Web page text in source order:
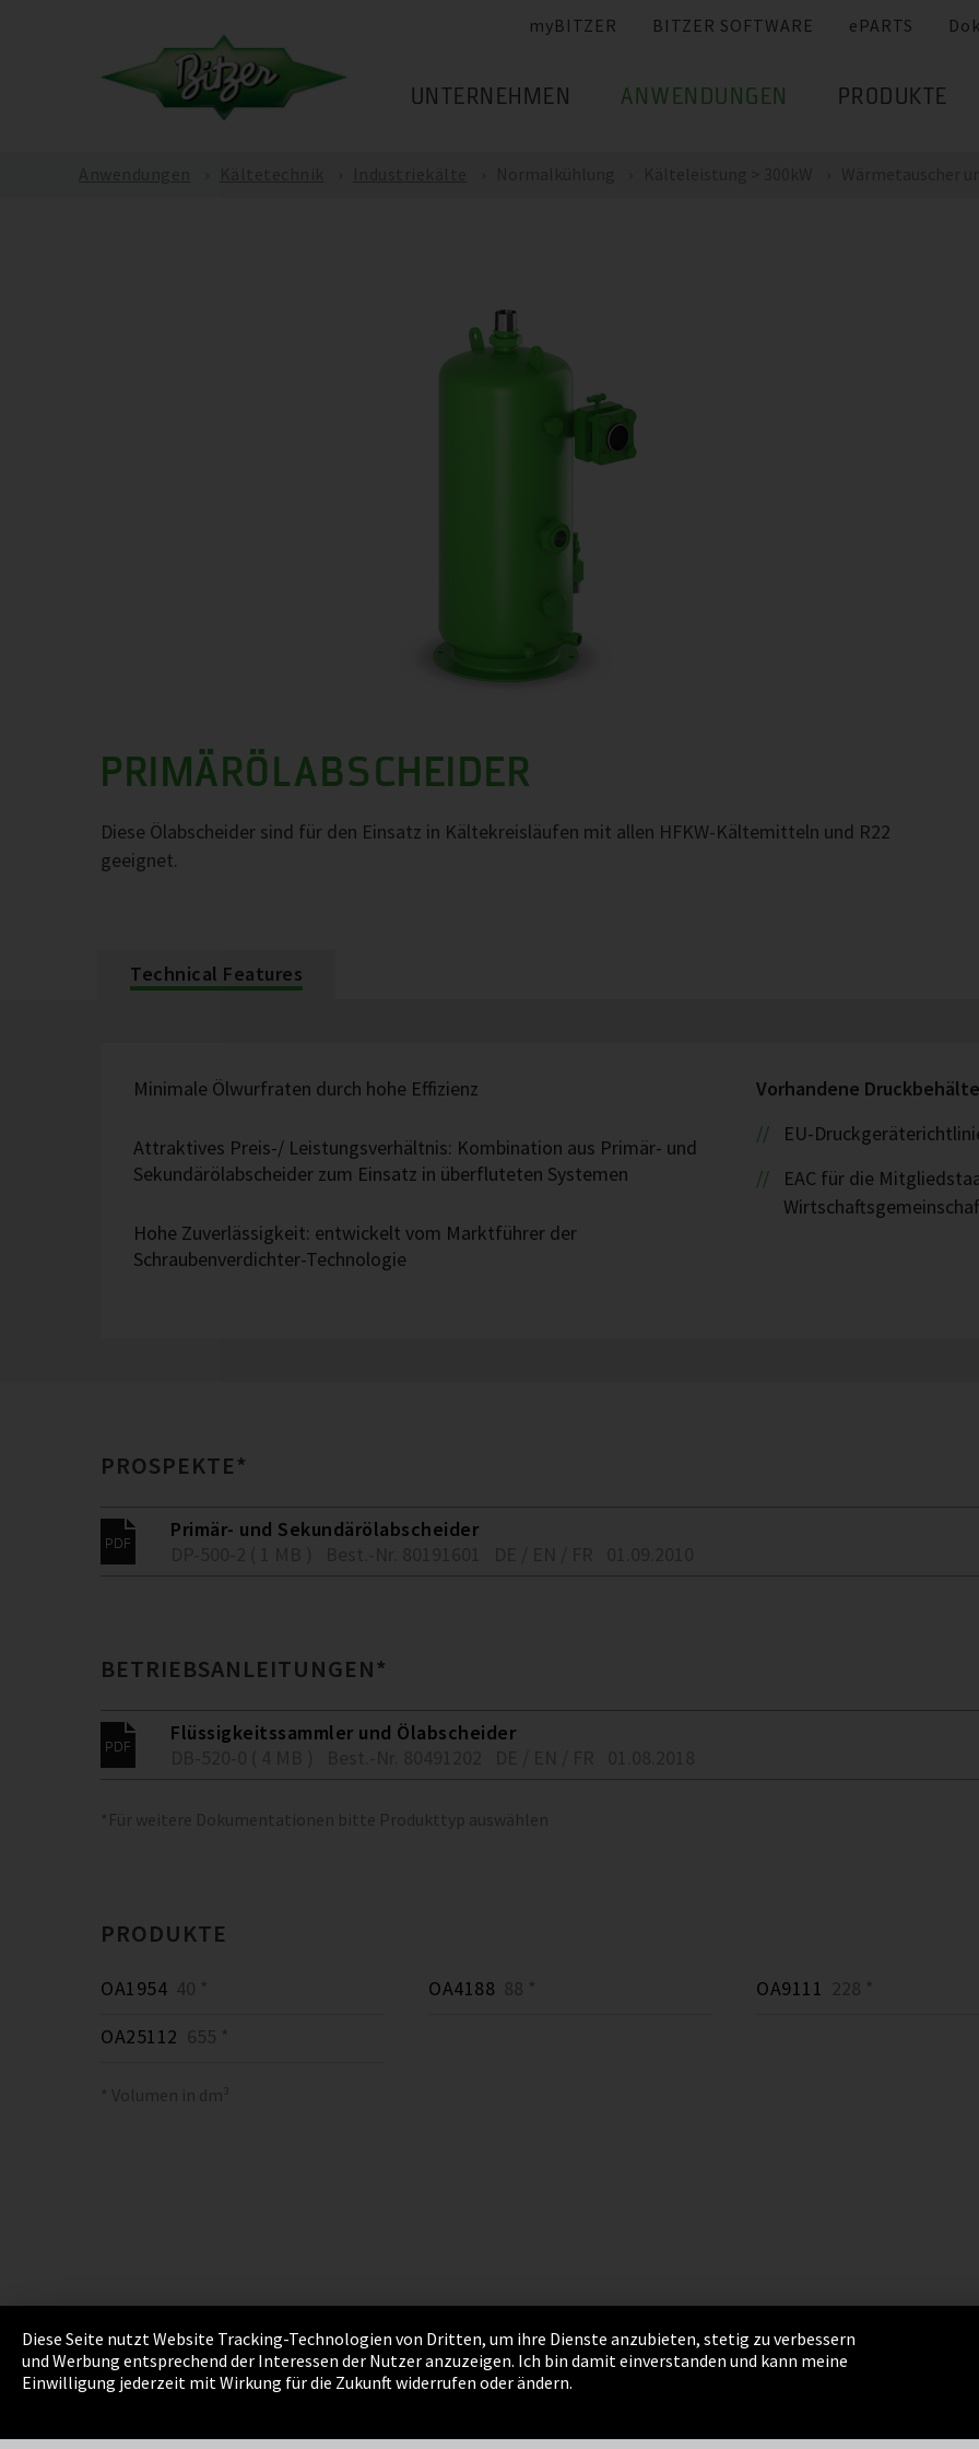
myBITZER BITZER SOFTWARE ePARTS
UNTERNEHMEN ANWENDUNGEN PRODUKTE
PRIMÄRÖLABSCHEIDER
Diese Ölabscheider sind für den Einsatz in Kältekreisläufen mit allen HFKW-Kältemitteln und R22
geeignet.
Technical Features
Minimale Ölwurfraten durch hohe Effizienz
Attraktives Preis-/ Leistungsverhältnis: Kombination aus Primär- und
Sekundärölabscheider zum Einsatz in überfluteten Systemen
Hohe Zuverlässigkeit: entwickelt vom Marktführer der
Schraubenverdichter-Technologie
Vorhandene
EU-
EAC für die
PROSPEKTE*
Primär- und Sekundärölabscheider
BETRIEBSANLEITUNGEN*
Flüssigkeitssammler und Ölabscheider
*Für weitere Dokumentationen bitte Produkttyp auswählen
PRODUKTE
OA1954 40 * OA4188 88 * OA9111 228 *
OA25112 655 *
* Volumen in dm³
Impressum Datenschutz Cookie Einstellungen AGB
Diese Seite nutzt Website Tracking-Technologien von Dritten, um ihre Dienste anzubieten, stetig zu verbessern
und Werbung entsprechend der Interessen der Nutzer anzuzeigen. Ich bin damit einverstanden und kann meine
Einwilligung jederzeit mit Wirkung für die Zukunft widerrufen oder ändern.